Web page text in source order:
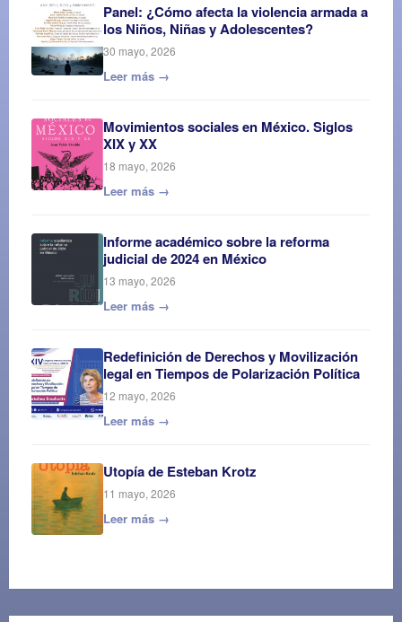
Panel: ¿Cómo afecta la violencia armada a
los Niños, Niñas y Adolescentes?
30 mayo, 2026
Leer más →
Movimientos sociales en México. Siglos
XIX y XX
18 mayo, 2026
Leer más →
Informe académico sobre la reforma
judicial de 2024 en México
13 mayo, 2026
Leer más →
Redefinición de Derechos y Movilización
legal en Tiempos de Polarización Política
12 mayo, 2026
Leer más →
Utopía de Esteban Krotz
11 mayo, 2026
Leer más →